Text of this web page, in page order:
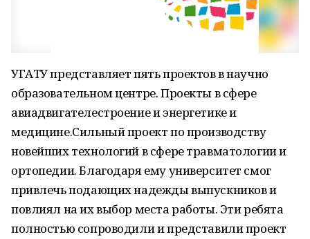
УГАТУ представляет пять проектов в научно
образовательном центре. Проекты в сфере
авиадвигателестроение и энергетике и
медицине.Сильный проект по производству
новейших технологий в сфере травматологии и
ортопедии. Благодаря ему университет смог
привлечь подающих надежды выпускников и
повлиял на их выбор места работы. Эти ребята
полностью сопроводили и представили проект